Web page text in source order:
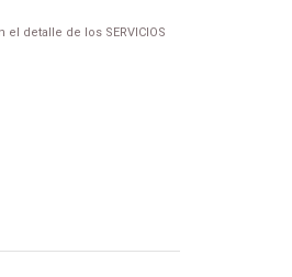
el detalle de los SERVICIOS